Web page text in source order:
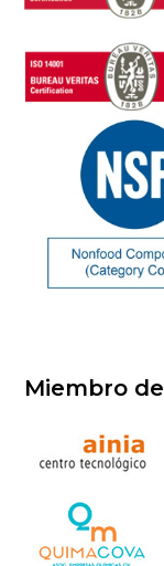
Miembro de